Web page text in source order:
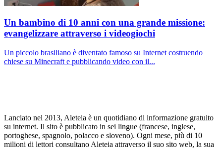
Un bambino di 10 anni con una grande missione:
evangelizzare attraverso i videogiochi
Un piccolo brasiliano è diventato famoso su Internet costruendo
chiese su Minecraft e pubblicando video con il...
Lanciato nel 2013, Aleteia è un quotidiano di informazione gratuito
su internet. Il sito è pubblicato in sei lingue (francese, inglese,
portoghese, spagnolo, polacco e sloveno). Ogni mese, più di 10
milioni di lettori consultano Aleteia attraverso il suo sito web, la sua